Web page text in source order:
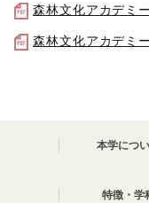
森林文化アカデミ
森林文化アカデミ
本学につ
特徴・学